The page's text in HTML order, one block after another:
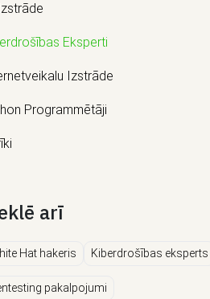
Eksperti
Izstrāde
Programmētāji
arī
Hat hakeris Kiberdrošības eksperts
pakalpojumi